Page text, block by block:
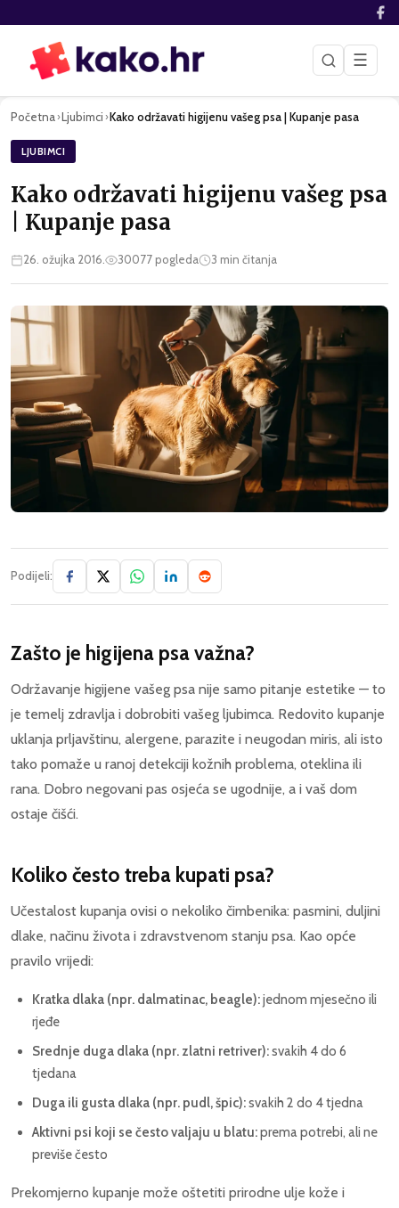
☰
Početna›Ljubimci ›Kako održavati higijenu vašeg psa | Kupanje pasa
LJUBIMCI
Kako održavati higijenu vašeg psa
| Kupanje pasa
26. ožujka 2016. 30077pogleda 3 min čitanja
Podijeli:
Zašto je higijena psa važna?
Održavanje higijene vašeg psa nije samo pitanje estetike — to
je temelj zdravlja i dobrobiti vašeg ljubimca. Redovito kupanje
uklanja prljavštinu, alergene, parazite i neugodan miris, ali isto
tako pomaže u ranoj detekciji kožnih problema, oteklina ili
rana. Dobro negovani pas osjeća se ugodnije, a i vaš dom
ostaje čišći.
Koliko često treba kupati psa?
Učestalost kupanja ovisi o nekoliko čimbenika: pasmini, duljini
dlake, načinu života i zdravstvenom stanju psa. Kao opće
pravilo vrijedi:
Kratka dlaka (npr. dalmatinac, beagle):jednom mjesečno ili
rjeđe
Srednje duga dlaka (npr. zlatni retriver):svakih 4 do 6
tjedana
Duga ili gusta dlaka (npr. pudl, špic):svakih 2 do 4 tjedna
Aktivni psi koji se često valjaju u blatu:prema potrebi, ali ne
previše često
Prekomjerno kupanje može oštetiti prirodne ulje kože i